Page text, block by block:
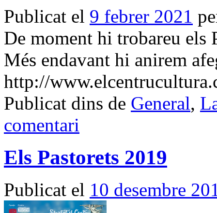
Publicat el 9 febrer 2021
De moment hi trobareu els
Més endavant hi anirem
http://
Publicat dins de General,
comentari
Els Pastorets 2019
Publicat el 10 desembre